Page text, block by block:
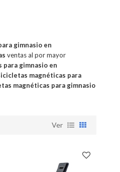
gimnasio en
ventas al por mayor
para gimnasio en
magnéticas para
magnéticas para gimnasio
Ver